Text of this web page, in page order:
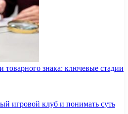
товарного знака: ключевые стадии
игровой клуб и понимать суть